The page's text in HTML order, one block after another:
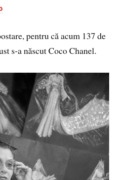
pentru că acum 137 de
s-a născut Coco Chanel.